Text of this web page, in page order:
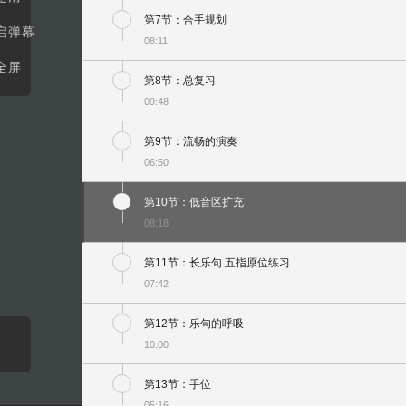
弹幕
屏
第7节：合手规划
08:11
第8节：总复习
09:48
第9节：流畅的演奏
06:50
第10节：低音区扩充
08:18
第11节：长乐句 五指原位练习
07:42
第12节：乐句的呼吸
10:00
第13节：手位